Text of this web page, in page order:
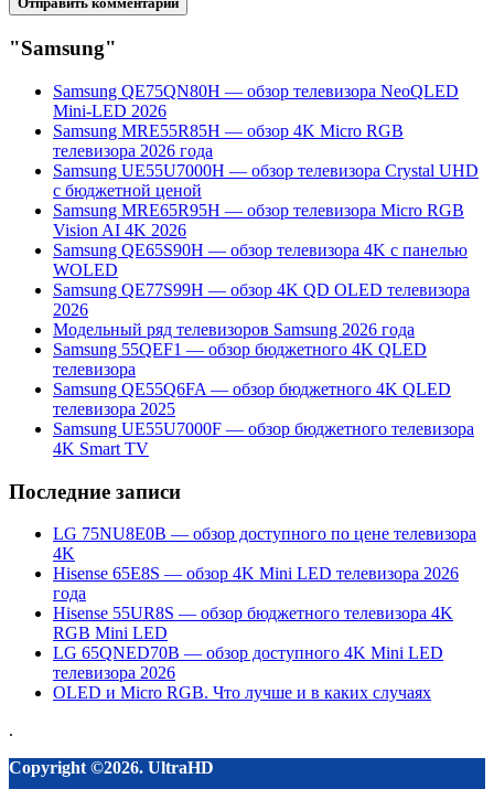
"Samsung"
Samsung QE75QN80H — обзор телевизора NeoQLED
Mini-LED 2026
Samsung MRE55R85H — обзор 4K Micro RGB
телевизора 2026 года
Samsung UE55U7000H — обзор телевизора Crystal UHD
с бюджетной ценой
Samsung MRE65R95H — обзор телевизора Micro RGB
Vision AI 4K 2026
Samsung QE65S90H — обзор телевизора 4K с панелью
WOLED
Samsung QE77S99H — обзор 4K QD OLED телевизора
2026
Модельный ряд телевизоров Samsung 2026 года
Samsung 55QEF1 — обзор бюджетного 4K QLED
телевизора
Samsung QE55Q6FA — обзор бюджетного 4K QLED
телевизора 2025
Samsung UE55U7000F — обзор бюджетного телевизора
4K Smart TV
Последние записи
LG 75NU8E0B — обзор доступного по цене телевизора
4K
Hisense 65E8S — обзор 4K Mini LED телевизора 2026
года
Hisense 55UR8S — обзор бюджетного телевизора 4K
RGB Mini LED
LG 65QNED70B — обзор доступного 4K Mini LED
телевизора 2026
OLED и Micro RGB. Что лучше и в каких случаях
.
Copyright ©2026. UltraHD